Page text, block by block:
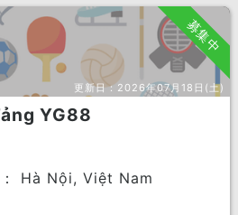
募集中
更新日： 2026年07月18日(土)
YG88
Hà Nội, Việt Nam